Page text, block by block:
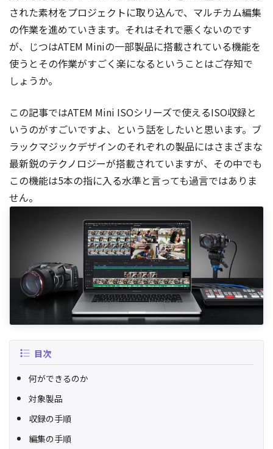
された素材をプロジェクトに取り込んで、マルチカム編集
の作業を進めていきます。それはそれで悪くないのです
が、じつはATEM Miniの一部製品に搭載されている機能を
使うとその作業がすごく楽になるということはご存知で
しょうか。
この記事ではATEM Mini ISOシリーズで使えるISO収録と
いうのがすごいですよ、という話をしたいと思います。ブ
ラックマジックデザインのそれぞれの製品にはさまざまな
最新鋭のテクノロジーが搭載されていますが、その中でも
この機能は5本の指に入る水準と言っても過言ではありま
せん。
目次
何ができるのか
対象製品
収録の手順
編集の手順